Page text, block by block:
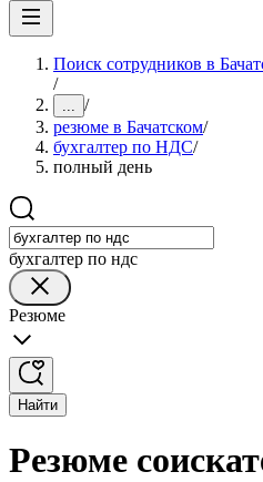
Поиск сотрудников в
/
... /
резюме в Бачатском/
бухгалтер по НДС/
полный день
бухгалтер по ндс
Резюме
Найти
Резюме